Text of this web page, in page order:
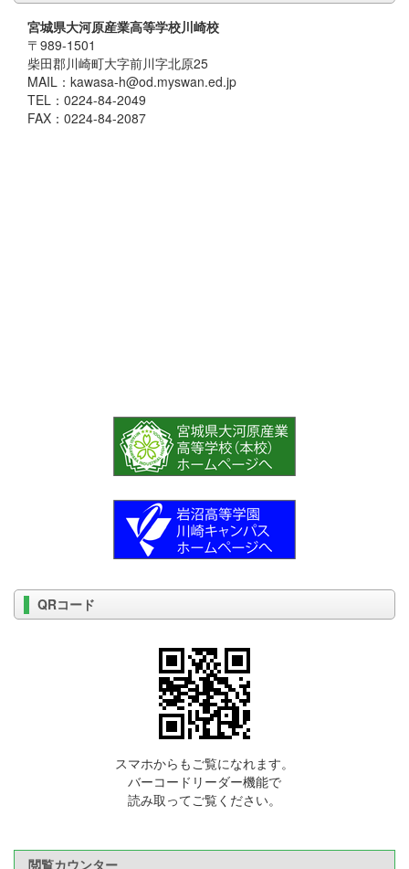
宮城県大河原産業高等学校川崎校
〒989-1501
柴田郡川崎町大字前川字北原25
MAIL：kawasa-h@od.myswan.ed.jp
TEL：0224-84-2049
FAX：0224-84-2087
QRコード
スマホからもご覧になれます。
バーコードリーダー機能で
読み取ってご覧ください。
閲覧カウンター